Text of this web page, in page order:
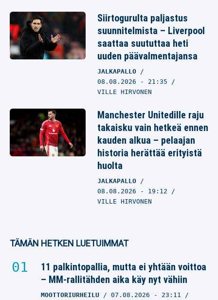
Siirtogurulta paljastus
suunnitelmista – Liverpool
saattaa suututtaa heti
uuden päävalmentajansa
JALKAPALLO
08.08.2026 - 21:35
VILLE HIRVONEN
Manchester Unitedille raju
takaisku vain hetkeä ennen
kauden alkua – pelaajan
historia herättää erityistä
huolta
JALKAPALLO
08.08.2026 - 19:12
VILLE HIRVONEN
TÄMÄN HETKEN LUETUIMMAT
11 palkintopallia, mutta ei yhtään voittoa
– MM-rallitähden aika käy nyt vähiin
MOOTTORIURHEILU 07.08.2026 - 23:11